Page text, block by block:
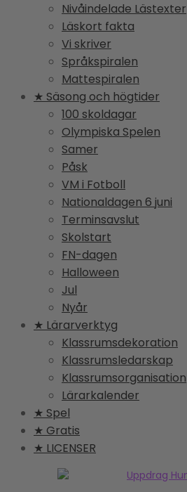
Nivåindelade Lästexter
Läskort fakta
Vi skriver
Språkspiralen
Mattespiralen
★ Säsong och högtider
100 skoldagar
Olympiska Spelen
Samer
Påsk
VM i Fotboll
Nationaldagen 6 juni
Terminsavslut
Skolstart
FN-dagen
Halloween
Jul
Nyår
★ Lärarverktyg
Klassrumsdekoration
Klassrumsledarskap
Klassrumsorganisation
Lärarkalender
★ Spel
★ Gratis
★ LICENSER